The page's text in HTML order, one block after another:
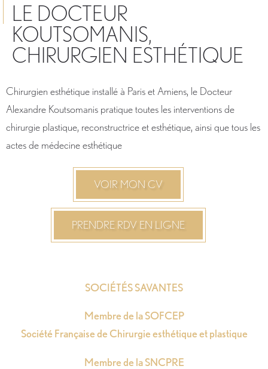
LE DOCTEUR
KOUTSOMANIS,
CHIRURGIEN ESTHÉTIQUE
Chirurgien esthétique installé à Paris et Amiens, le Docteur
Alexandre Koutsomanis pratique toutes les interventions de
chirurgie plastique, reconstructrice et esthétique, ainsi que tous les
actes de médecine esthétique
VOIR MON CV
PRENDRE RDV EN LIGNE
SOCIÉTÉS SAVANTES
Membre de la SOFCEP
Société Française de Chirurgie esthétique et plastique
Membre de la SNCPRE